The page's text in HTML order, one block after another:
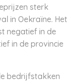
sterk
in Oekraïne. Het
negatief in de
in de provincie
bedrijfstakken